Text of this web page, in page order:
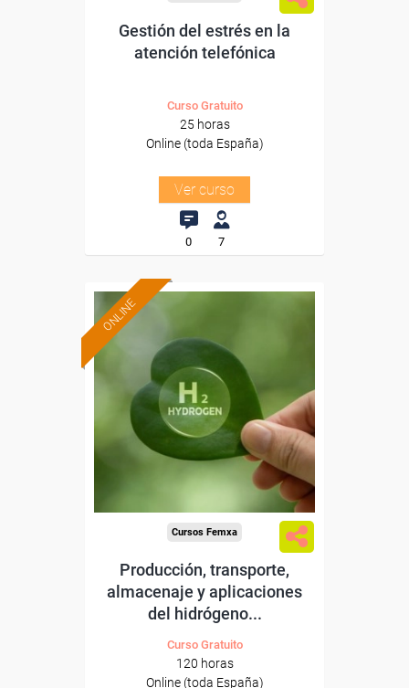
Gestión del estrés en la
atención telefónica
Curso Gratuito
25 horas
Online (toda España)
Ver curso
0 7
ONLINE
Formación 100%
subvencionada.
Para desempleados,
trabajadores y autónomos.
Sector
-Energía y Agua.
Cursos Femxa
Producción, transporte,
almacenaje y aplicaciones
del hidrógeno...
Curso Gratuito
120 horas
Online (toda España)